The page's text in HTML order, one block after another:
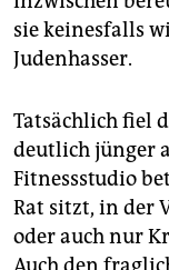
sie keinesfalls
Judenhasser.
Tatsächlich fiel
deutlich jünger
Fitnessstudio
Rat sitzt, in der
oder auch nur